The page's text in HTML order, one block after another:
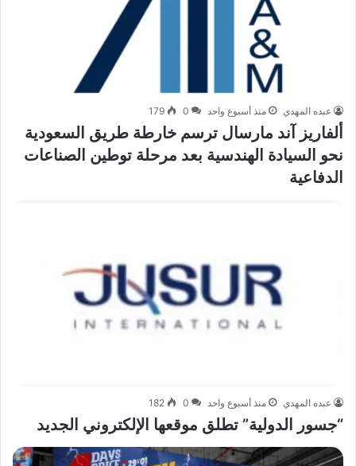
عبده المهدي منذ أسبوع واحد 0
179
ألفاريز آند مارسال ترسم خارطة طريق السعودية
نحو السيادة الهندسية بعد مرحلة توطين الصناعات
الدفاعية
عبده المهدي منذ أسبوع واحد 0
182
“جسور الدولية” تطلق موقعها الإلكتروني الجديد